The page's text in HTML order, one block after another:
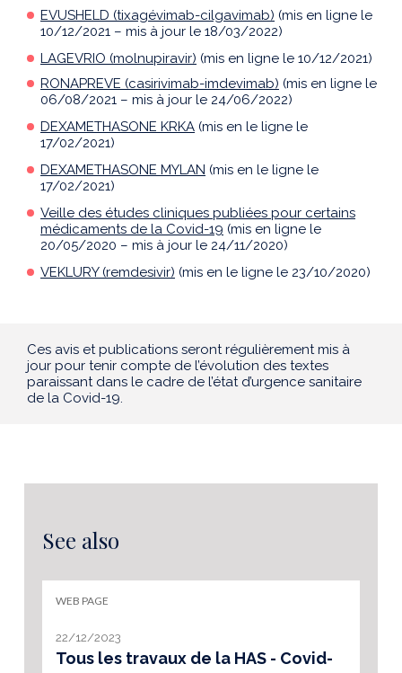
EVUSHELD (tixagévimab-cilgavimab) (mis en ligne le
10/12/2021 – mis à jour le 18/03/2022)
LAGEVRIO (molnupiravir) (mis en ligne le 10/12/2021)
RONAPREVE (casirivimab-imdevimab) (mis en ligne le
06/08/2021 – mis à jour le 24/06/2022)
DEXAMETHASONE KRKA (mis en le ligne le
17/02/2021)
DEXAMETHASONE MYLAN (mis en le ligne le
17/02/2021)
Veille des études cliniques publiées pour certains
médicaments de la Covid-19 (mis en ligne le
20/05/2020 – mis à jour le 24/11/2020)
VEKLURY (remdesivir) (mis en le ligne le 23/10/2020)
Ces avis et publications seront régulièrement mis à
jour pour tenir compte de l’évolution des textes
paraissant dans le cadre de l’état d’urgence sanitaire
de la Covid-19.
See also
WEB PAGE
22/12/2023
Tous les travaux de la HAS - Covid-